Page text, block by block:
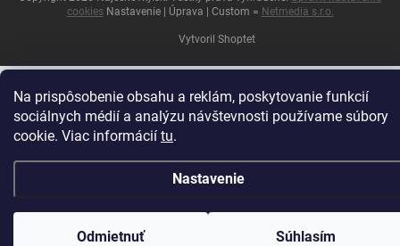
Na prispôsobenie obsahu a reklám, poskytovanie funkcií
sociálnych médií a analýzu návštevnosti používame súbory
cookie. Viac informácií tu.
Nastavenie
Odmietnuť Súhlasím
Vytvoril Shoptet
cookiesNastavenie | Úprava | Custom = Netmedia s.r.o.